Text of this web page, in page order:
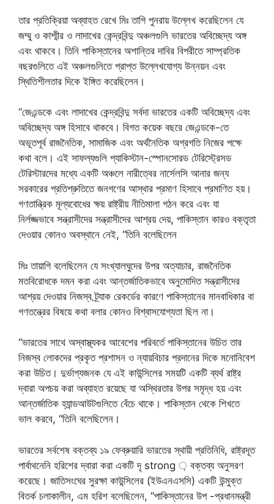
তার প্রতিক্রিয়া অব্যাহত রেখে মিঃ তাগি পুনরায় উল্লেখ করেছিলেন যে
জম্মু ও কাশ্মীর ও লাদাখের কেন্দ্রবিন্দু অঞ্চলগুলি ভারতের অবিচ্ছেদ্য অঙ্গ
এবং থাকবে। তিনি পাকিস্তানের অশান্তির দাবির বিপরীতে সাম্প্রতিক
বছরগুলিতে এই অঞ্চলগুলিতে প্রাপ্ত উল্লেখযোগ্য উন্নয়ন এবং
স্থিতিশীলতার দিকে ইঙ্গিত করেছিলেন।
“জেএন্ডকে এবং লাদাখের কেন্দ্রবিন্দু সর্বদা ভারতের একটি অবিচ্ছেদ্য এবং
অবিচ্ছেদ্য অঙ্গ হিসাবে থাকবে। বিগত কয়েক বছরে জেএন্ডকে-তে
অভূতপূর্ব রাজনৈতিক, সামাজিক এবং অর্থনৈতিক অগ্রগতি নিজের পক্ষে
কথা বলে। এই সাফল্যগুলি প্যাকিস্টান-স্পোনসোরড টেরিস্ট্রেসড
টেরিস্টারদের মধ্যে একটি অঞ্চলে নারীত্বের নার্সেলসি আনার জন্য
সরকারের প্রতিশ্রুতিতে জনগণের আস্থার প্রমাণ হিসাবে প্রমাণিত হয়।
গণতান্ত্রিক মূল্যবোধের ক্ষয় রাষ্ট্রীয় নীতিমালা গঠন করে এবং যা
নির্লজ্জভাবে সন্ত্রাসীদের সন্ত্রাসীদের আশ্রয় দেয়, পাকিস্তান কারও বক্তৃতা
দেওয়ার কোনও অবস্থানে নেই, “তিনি বলেছিলেন
মিঃ তায়াগি বলেছিলেন যে সংখ্যালঘুদের উপর অত্যাচার, রাজনৈতিক
মতবিরোধকে দমন করা এবং আন্তর্জাতিকভাবে অনুমোদিত সন্ত্রাসীদের
আশ্রয় দেওয়ার নিজস্ব ট্র্যাক রেকর্ডের কারণে পাকিস্তানের মানবাধিকার বা
গণতন্ত্রের বিষয়ে কথা বলার কোনও বিশ্বাসযোগ্যতা ছিল না।
“ভারতের সাথে অস্বাস্থ্যকর আবেশের পরিবর্তে পাকিস্তানের উচিত তার
নিজস্ব লোকদের প্রকৃত প্রশাসন ও ন্যায়বিচার প্রদানের দিকে মনোনিবেশ
করা উচিত। দুর্ভাগ্যজনক যে এই কাউন্সিলের সময়টি একটি ব্যর্থ রাষ্ট্র
দ্বারা অপচয় করা অব্যাহত রয়েছে যা অস্থিরতার উপর সমৃদ্ধ হয় এবং
আন্তর্জাতিক হ্যান্ডআউটগুলিতে বেঁচে থাকে। পাকিস্তান থেকে শিখতে
ভাল করবে, “তিনি বলেছিলেন।
ভারতের সর্বশেষ বক্তব্য ১৯ ফেব্রুয়ারি ভারতের স্থায়ী প্রতিনিধি, রাষ্ট্রদূত
পার্বাথনেনি হরিশের দ্বারা করা একটি দৃ strong ় বক্তব্য অনুসরণ
করেছে। জাতিসংঘের সুরক্ষা কাউন্সিলের (ইউএনএসসি) একটি উন্মুক্ত
বিতর্ক চলাকালীন, এম হরিশ বলেছিলেন, “পাকিস্তানের উপ -প্রধানমন্ত্রী